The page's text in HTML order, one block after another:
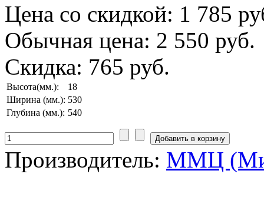
Цена со скидкой: 1 785
Обычная цена: 2 550 руб.
Скидка: 765 руб.
Высота(мм.):
18
Ширина (мм.): 530
Глубина (мм.): 540
Производитель: ММЦ